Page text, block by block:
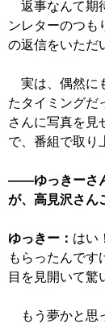
返事なんて期
ンレターのつも
の返信をいただ
実は、偶然に
たタイミングだ
さんに写真を見
で、番組で取り
――ゆっきーさ
が、高見沢さん
ゆっきー： はい
もらったんです
目を見開いて驚
もう夢かと思